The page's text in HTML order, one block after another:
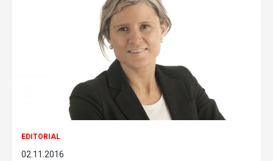
EDITORIAL
02.11.2016